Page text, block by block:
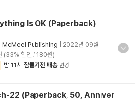
Is OK (Paperback)
McMeel Publishing
2022년 09월
(33% 할인 / 180원)
밤 11시 잠들기전 배송 변경
22 (Paperback, 50, Anniver